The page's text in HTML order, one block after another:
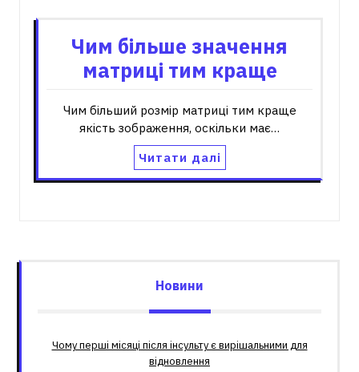
Чим більше значення
матриці тим краще
Чим більший розмір матриці тим краще
якість зображення, оскільки має…
Читати далі
Новини
Чому перші місяці після інсульту є вирішальними для
відновлення